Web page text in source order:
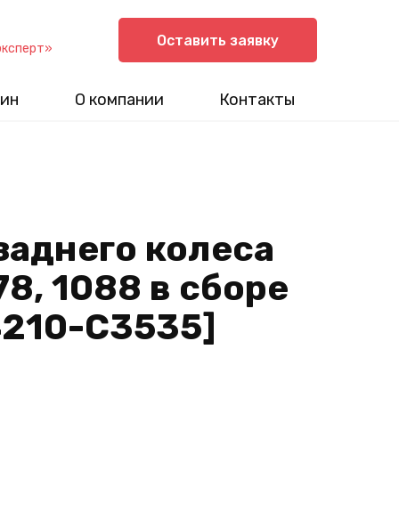
О компании Контакты
Оставить заявку
колеса
1088 в сборе
C3535]